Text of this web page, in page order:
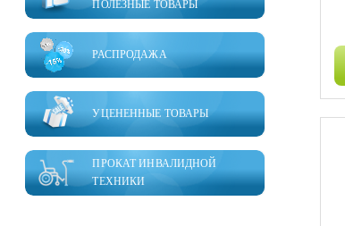
ПОЛЕЗНЫЕ ТОВАРЫ
РАСПРОДАЖА
ПРОКАТ ИНВАЛИДНОЙ
ТЕХНИКИ
УЦЕНЕННЫЕ ТОВАРЫ